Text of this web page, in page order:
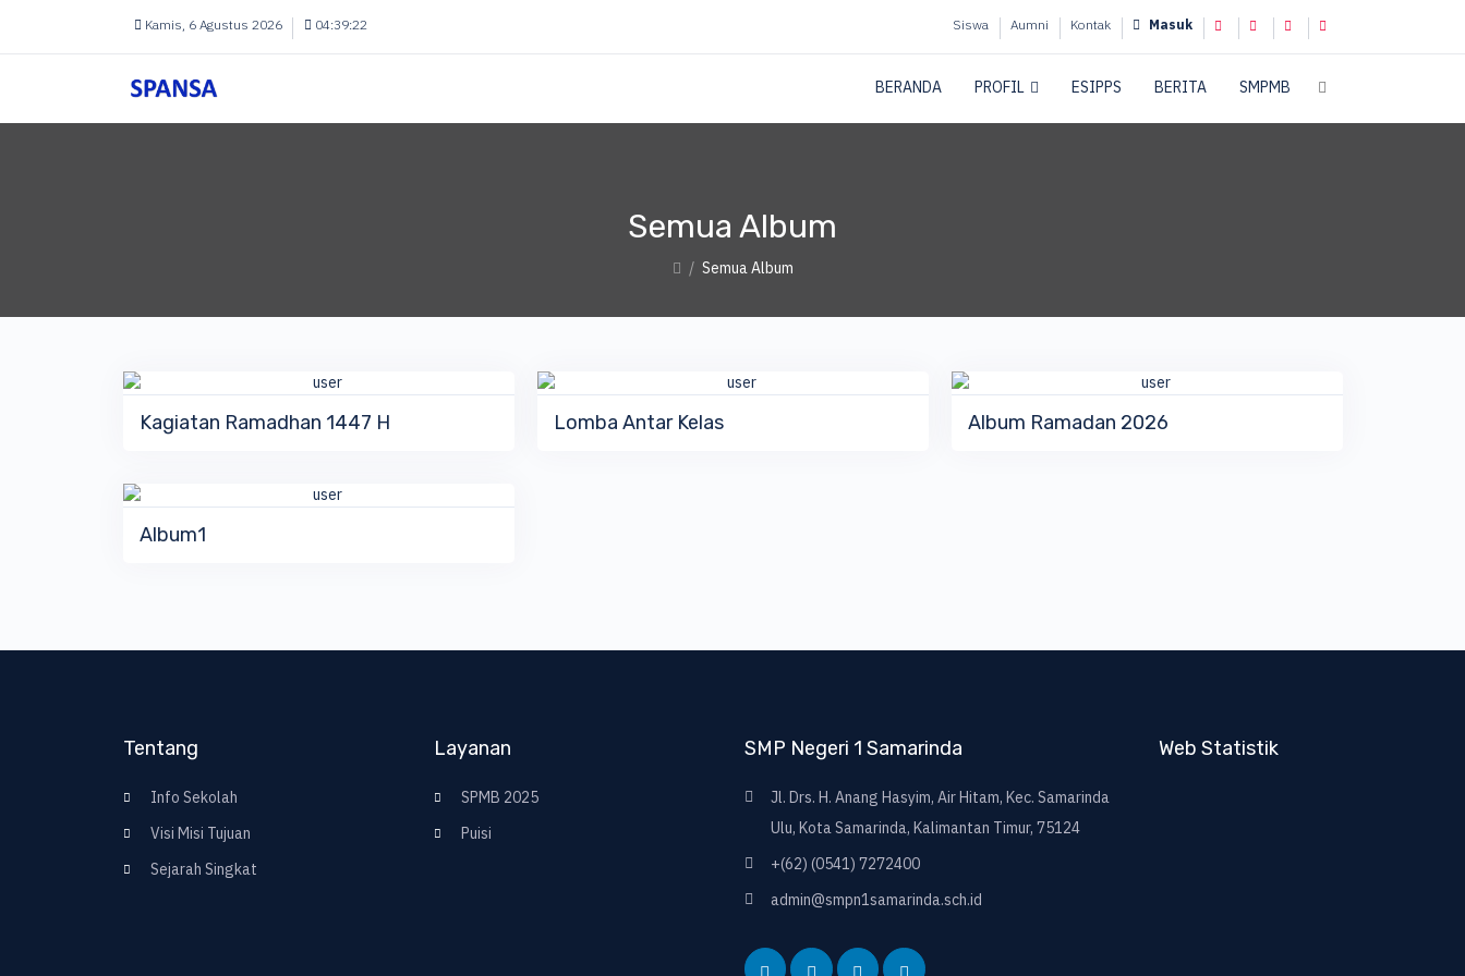
Kamis, 6 Agustus 2026 04:39:22 Siswa Aumni Kontak Masuk
BERANDA PROFIL ESIPPS BERITA SMPMB
Semua Album
Semua Album
QUICK VIEW DETAIL ALBUM
Kagiatan Ramadhan 1447 H
QUICK VIEW DETAIL ALBUM
Lomba Antar Kelas
QUICK VIEW DETAIL ALBUM
Album Ramadan 2026
QUICK VIEW DETAIL ALBUM
Album1
Tentang
Info Sekolah
Visi Misi Tujuan
Sejarah Singkat
Layanan
SPMB 2025
Puisi
SMP Negeri 1 Samarinda
Jl. Drs. H. Anang Hasyim, Air Hitam, Kec. Samarinda
Ulu, Kota Samarinda, Kalimantan Timur, 75124
+(62) (0541) 7272400
admin@smpn1samarinda.sch.id
Web Statistik